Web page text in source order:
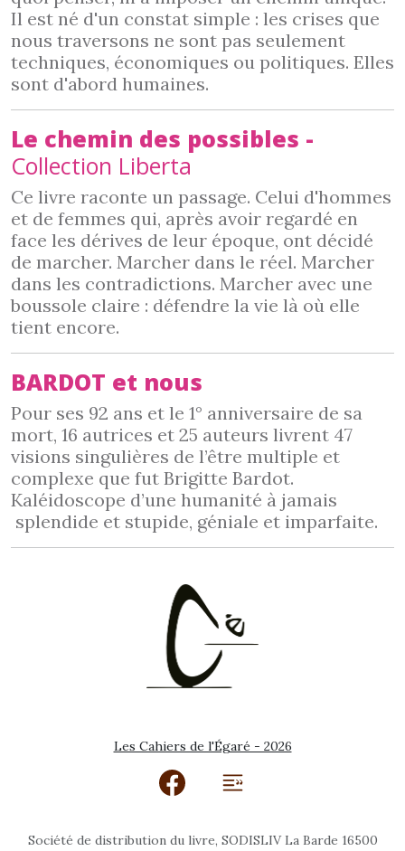
Il est né d'un constat simple : les crises que
nous traversons ne sont pas seulement
techniques, économiques ou politiques. Elles
sont d'abord humaines.
Le chemin des possibles -
Collection Liberta
Ce livre raconte un passage. Celui d'hommes
et de femmes qui, après avoir regardé en
face les dérives de leur époque, ont décidé
de marcher. Marcher dans le réel. Marcher
dans les contradictions. Marcher avec une
boussole claire : défendre la vie là où elle
tient encore.
BARDOT et nous
Pour ses 92 ans et le 1° anniversaire de sa
mort, 16 autrices et 25 auteurs livrent 47
visions singulières de l’être multiple et
complexe que fut Brigitte Bardot.
Kaléidoscope d’une humanité à jamais
splendide et stupide, géniale et imparfaite.
Les Cahiers de l'Égaré - 2026
Société de distribution du livre, SODISLIV La Barde 16500